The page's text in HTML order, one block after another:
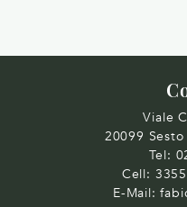
Viale
20099
Tel:
Cell:
E-Mail: